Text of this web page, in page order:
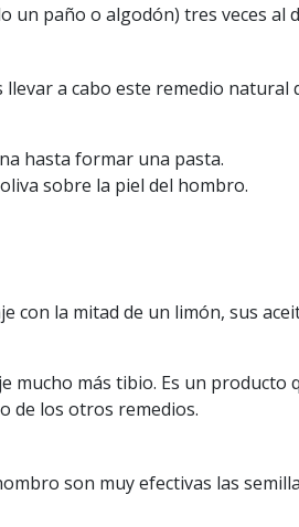
un paño o algodón) tres veces al
a cabo este remedio natural
hasta formar una pasta.
sobre la piel del hombro.
con la mitad de un limón, sus
mucho más tibio. Es un producto
de los otros remedios.
son muy efectivas las